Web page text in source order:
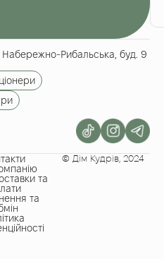
Набережно-Рибальська, буд. 9
та
та
© Дім Кудрів, 2024